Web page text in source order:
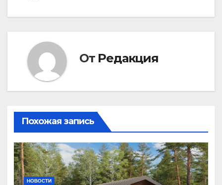
От Редакция
Похожая запись
НОВОСТИ